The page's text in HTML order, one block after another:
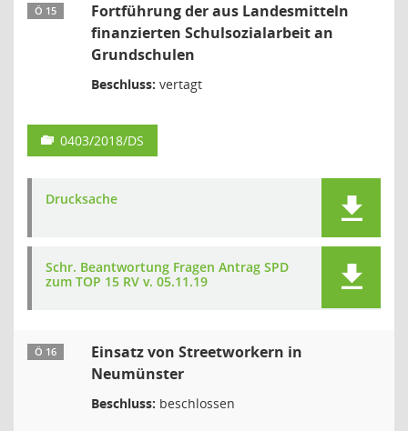
Ö 15
Fortführung der aus Landesmitteln
finanzierten Schulsozialarbeit an
Grundschulen
Beschluss: vertagt
0403/2018/DS
Drucksache
Schr. Beantwortung Fragen Antrag SPD
zum TOP 15 RV v. 05.11.19
Ö 16
Einsatz von Streetworkern in
Neumünster
Beschluss: beschlossen